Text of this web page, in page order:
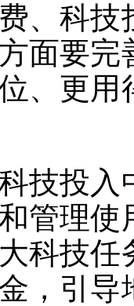
、科
面要
、更
投入
管理
科技
，引